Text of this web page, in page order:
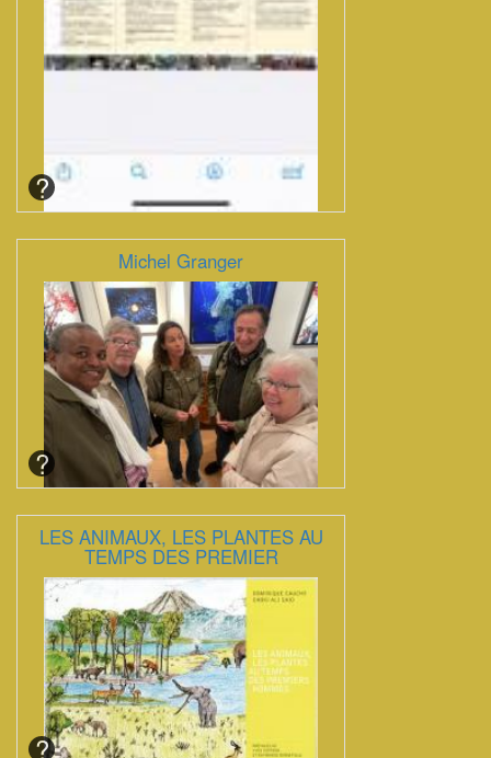
Michel Granger
LES ANIMAUX, LES PLANTES AU
TEMPS DES PREMIER